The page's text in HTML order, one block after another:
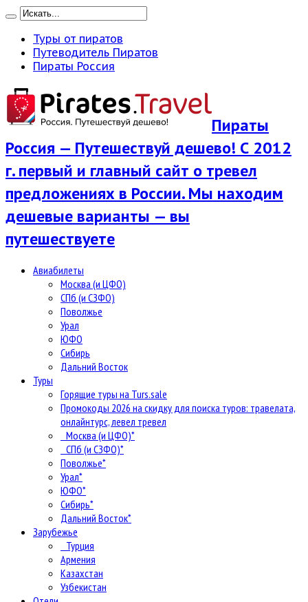
Туры от пиратов
Путеводитель Пиратов
Пираты Россия
Пираты
Россия — Путешествуй дешево! С 2012
г. первый и главный сайт о тревел
предложениях в России. Мы находим
дешевые варианты — вы
путешествуете
Авиабилеты
Москва (и ЦФО)
СПб (и СЗФО)
Поволжье
Урал
ЮФО
Сибирь
Дальний Восток
Туры
Горящие туры на Turs.sale
Промокоды 2026 на скидку для поиска туров: травелата,
онлайнтурс, левел тревел
Москва (и ЦФО)*
СПб (и СЗФО)*
Поволжье*
Урал*
ЮФО*
Сибирь*
Дальний Восток*
Зарубежье
Турция
Армения
Казахстан
Узбекистан